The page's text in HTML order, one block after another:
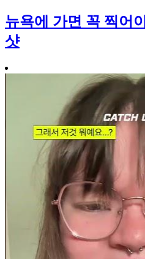
뉴욕에 가면 꼭 찍어
샷